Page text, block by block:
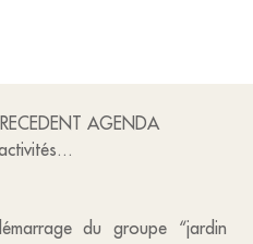
AGENDA
du groupe “jardin